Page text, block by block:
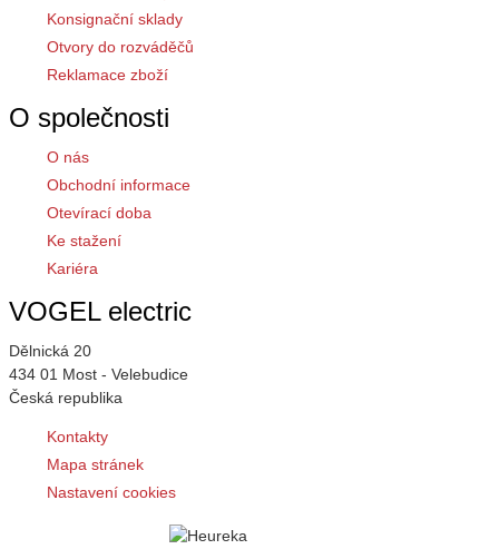
Konsignační sklady
Otvory do rozváděčů
Reklamace zboží
O společnosti
O nás
Obchodní informace
Otevírací doba
Ke stažení
Kariéra
VOGEL electric
Dělnická 20
434 01 Most - Velebudice
Česká republika
Kontakty
Mapa stránek
Nastavení cookies